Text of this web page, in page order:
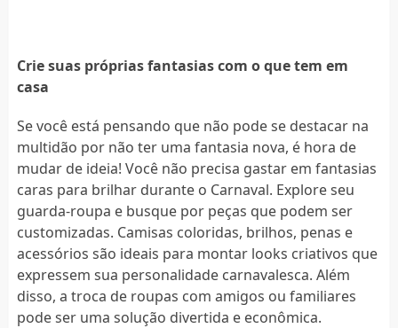
Crie suas próprias fantasias com o que tem em
casa
Se você está pensando que não pode se destacar na
multidão por não ter uma fantasia nova, é hora de
mudar de ideia! Você não precisa gastar em fantasias
caras para brilhar durante o Carnaval. Explore seu
guarda-roupa e busque por peças que podem ser
customizadas. Camisas coloridas, brilhos, penas e
acessórios são ideais para montar looks criativos que
expressem sua personalidade carnavalesca. Além
disso, a troca de roupas com amigos ou familiares
pode ser uma solução divertida e econômica.